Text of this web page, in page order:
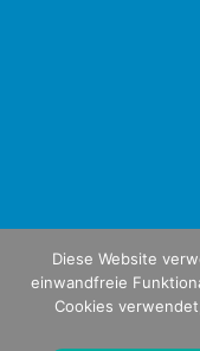
Diese Website
einwandfreie
Cookies